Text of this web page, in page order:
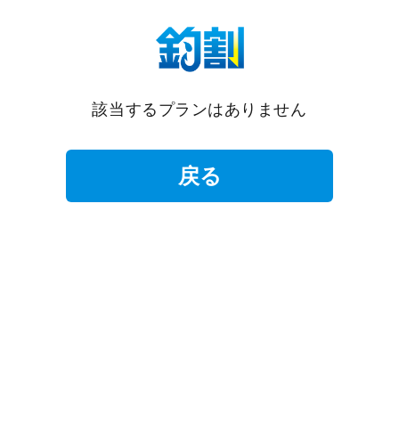
該当するプランはありません
戻る